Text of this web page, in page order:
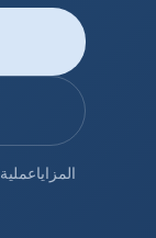
المزاياعملية